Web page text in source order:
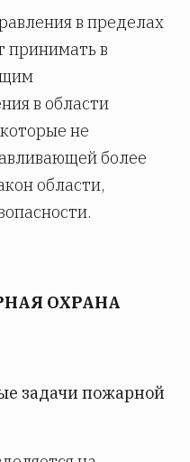
в пределах
принимать в
в области
не
более
области,
ОХРАНА
задачи пожарной